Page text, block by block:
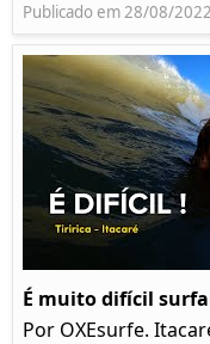
Publicado em 28/08/2022
É muito difícil
Por OXEsurfe.